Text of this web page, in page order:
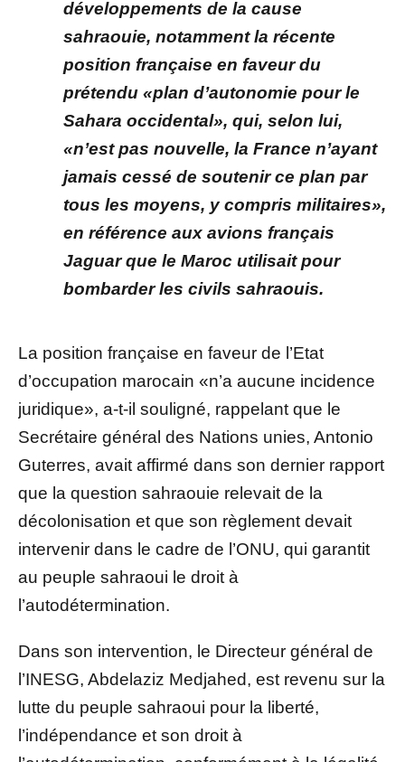
développements de la cause
sahraouie, notamment la récente
position française en faveur du
prétendu «plan d’autonomie pour le
Sahara occidental», qui, selon lui,
«n’est pas nouvelle, la France n’ayant
jamais cessé de soutenir ce plan par
tous les moyens, y compris militaires»,
en référence aux avions français
Jaguar que le Maroc utilisait pour
bombarder les civils sahraouis.
La position française en faveur de l’Etat
d’occupation marocain «n’a aucune incidence
juridique», a-t-il souligné, rappelant que le
Secrétaire général des Nations unies, Antonio
Guterres, avait affirmé dans son dernier rapport
que la question sahraouie relevait de la
décolonisation et que son règlement devait
intervenir dans le cadre de l’ONU, qui garantit
au peuple sahraoui le droit à
l’autodétermination.
Dans son intervention, le Directeur général de
l’INESG, Abdelaziz Medjahed, est revenu sur la
lutte du peuple sahraoui pour la liberté,
l’indépendance et son droit à